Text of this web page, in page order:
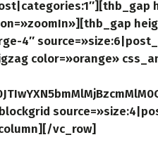
4″
color=»orange»
vc_row]